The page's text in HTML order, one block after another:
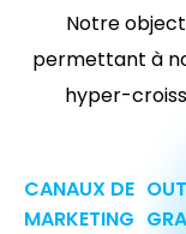
Notre
permettant à
hyper-
CANAUX DE
MARKETING